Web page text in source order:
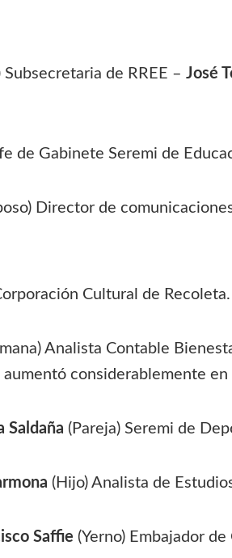
Subsecretaria de RREE – José
de Gabinete Seremi de
Director de
Cultural de Recoleta.
Analista Contable
considerablemente en
Saldaña (Pareja) Seremi de
(Hijo) Analista de
Saffie (Yerno) Embajador